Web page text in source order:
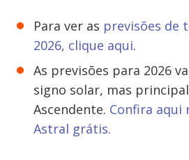
Para ver as previsões de
2026, clique aqui.
As previsões para 2026
signo solar, mas
Ascendente. Confira aqui
Astral grátis.